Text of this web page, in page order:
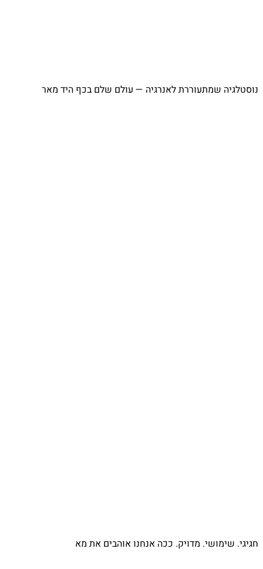
שמתעוררת לאנרגיה — עולם שלם בכף היד מאר